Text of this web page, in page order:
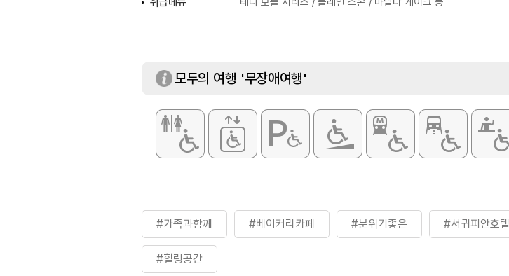
모두의 여행 '무장애여행'
#가족과함께 #베이커리카페 #분위기좋은 #서귀피안호텔
#힐링공간